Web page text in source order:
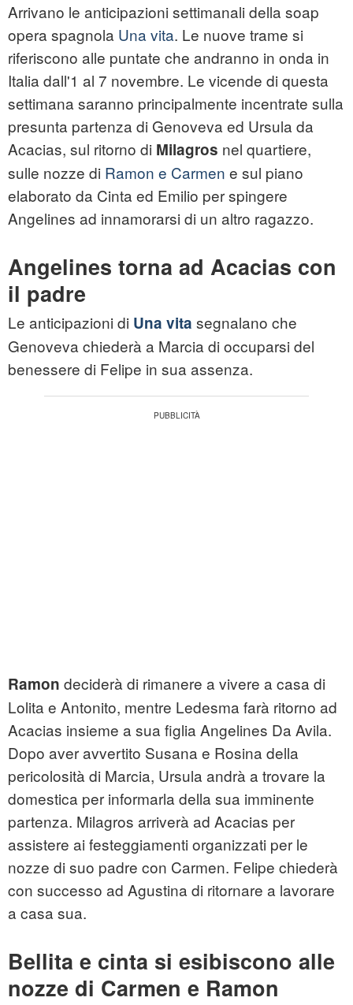
Arrivano le anticipazioni settimanali della soap
opera spagnola Una vita. Le nuove trame si
riferiscono alle puntate che andranno in onda in
Italia dall'1 al 7 novembre. Le vicende di questa
settimana saranno principalmente incentrate sulla
presunta partenza di Genoveva ed Ursula da
Acacias, sul ritorno di Milagros nel quartiere,
sulle nozze di Ramon e Carmen e sul piano
elaborato da Cinta ed Emilio per spingere
Angelines ad innamorarsi di un altro ragazzo.
Angelines torna ad Acacias con
il padre
Le anticipazioni di Una vita segnalano che
Genoveva chiederà a Marcia di occuparsi del
benessere di Felipe in sua assenza.
Ramon deciderà di rimanere a vivere a casa di
Lolita e Antonito, mentre Ledesma farà ritorno ad
Acacias insieme a sua figlia Angelines Da Avila.
Dopo aver avvertito Susana e Rosina della
pericolosità di Marcia, Ursula andrà a trovare la
domestica per informarla della sua imminente
partenza. Milagros arriverà ad Acacias per
assistere ai festeggiamenti organizzati per le
nozze di suo padre con Carmen. Felipe chiederà
con successo ad Agustina di ritornare a lavorare
a casa sua.
Bellita e cinta si esibiscono alle
nozze di Carmen e Ramon